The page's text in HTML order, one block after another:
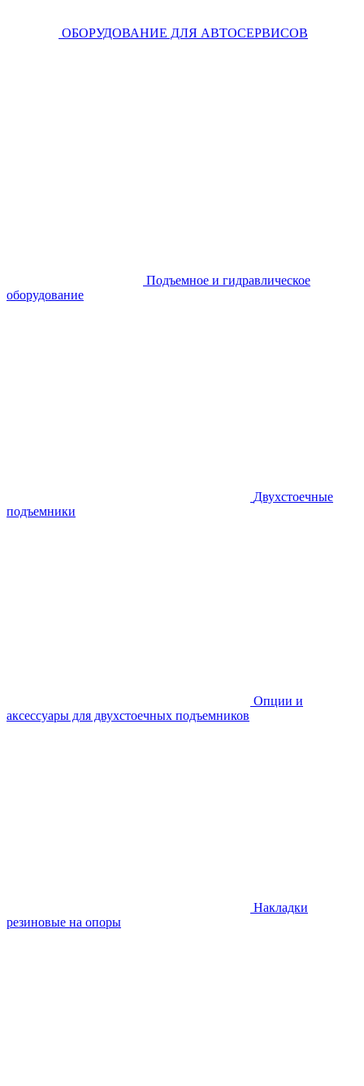
ОБОРУДОВАНИЕ ДЛЯ АВТОСЕРВИСОВ
Подъемное и гидравлическое
оборудование
Двухстоечные
подъемники
Опции и
аксессуары для двухстоечных подъемников
Накладки
резиновые на опоры